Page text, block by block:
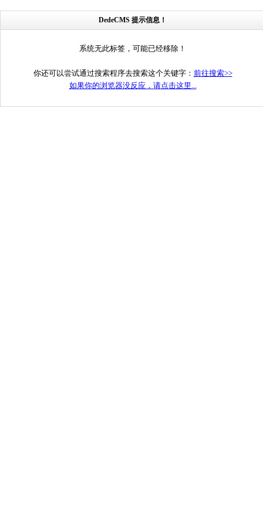
DedeCMS 提示信息！
系统无此标签，可能已经移除！
你还可以尝试通过搜索程序去搜索这个关键字： 前往搜索>>
如果你的浏览器没反应，请点击这里...